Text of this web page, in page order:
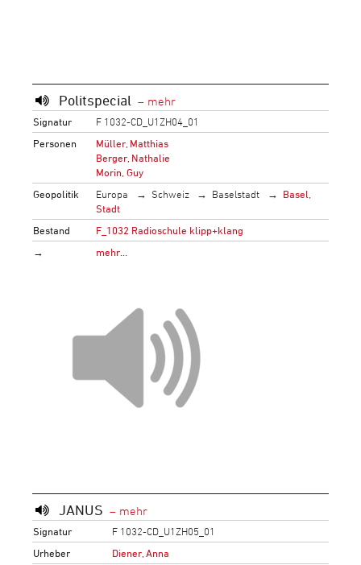
Politspecial
Signatur
F 1032-CD_U1ZH04_01
Personen
Müller, Matthias
Berger, Nathalie
Morin, Guy
Geopolitik
Europa Schweiz Baselstadt
Basel,
Stadt
Bestand
F_1032 Radioschule klipp+klang
→
mehr…
JANUS
Signatur
F 1032-CD_U1ZH05_01
Urheber
Diener, Anna